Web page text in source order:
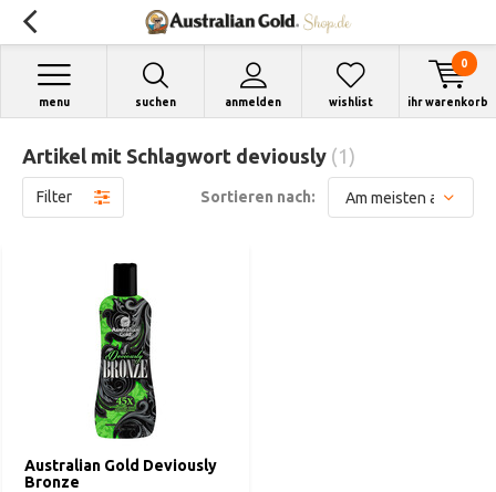
suchen anmelden
menu wishlist ihr warenkorb
0
Artikel mit Schlagwort deviously (1)
Filter Sortieren nach:
Australian Gold Deviously
Bronze